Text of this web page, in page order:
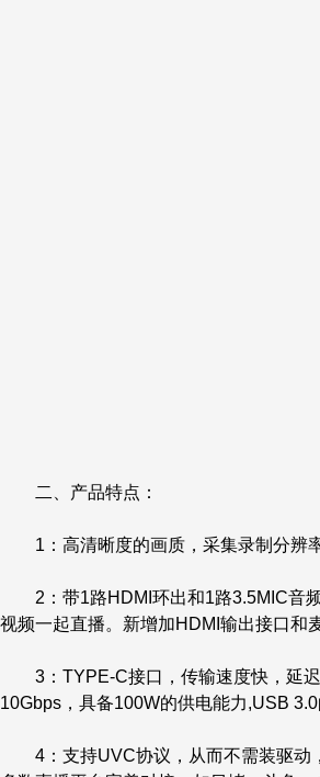
二、产品特点：
1：高清晰度的画质，采集录制分辨
2：带1路HDMI环出和1路3.5MIC音频
视频一起直播。新增加HDMI输出接口和
3：TYPE-C接口，传输速度快，延迟
10Gbps，具备100W的供电能力,USB
4：支持UVC协议，从而不需装驱动，